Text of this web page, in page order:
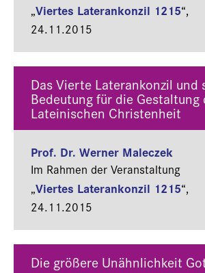
„Viertes Laterankonzil 1215“,
24.11.2015
Das Vierte Laterankonzil und
Bedeutung für die Gestaltung
Lateinischen Christenheit
Prof. Dr. Werner Maleczek
Im Rahmen der Veranstaltung
„Viertes Laterankonzil 1215“,
24.11.2015
Die größere Unähnlichkeit